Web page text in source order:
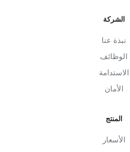
الشركة
نبذة عنا
الوظائف
الاستدامة
الأمان
المنتج
الأسعار